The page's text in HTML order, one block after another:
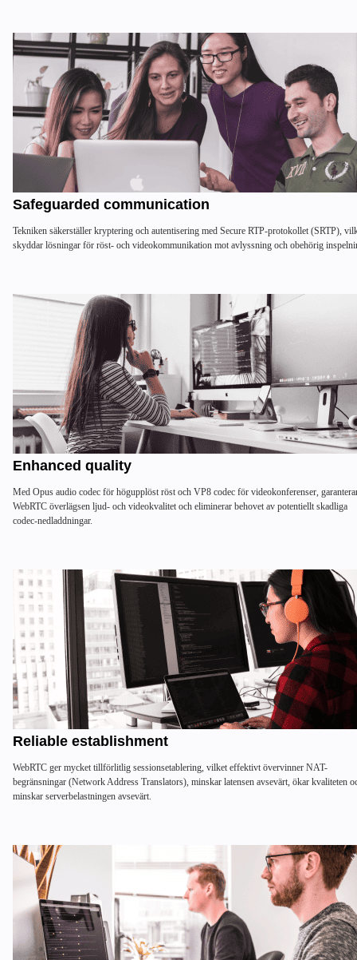
Safeguarded communication
Tekniken säkerställer kryptering och autentisering med Secure RTP-protokollet (SRTP),
skyddar lösningar för röst- och videokommunikation mot avlyssning och obehörig
Enhanced quality
Med Opus audio codec för högupplöst röst och VP8 codec för videokonferenser,
WebRTC överlägsen ljud- och videokvalitet och eliminerar behovet av potentiellt skadliga
codec-nedladdningar.
Reliable establishment
WebRTC ger mycket tillförlitlig sessionsetablering, vilket effektivt övervinner NAT-
begränsningar (Network Address Translators), minskar latensen avsevärt, ökar kvaliteten
minskar serverbelastningen avsevärt.